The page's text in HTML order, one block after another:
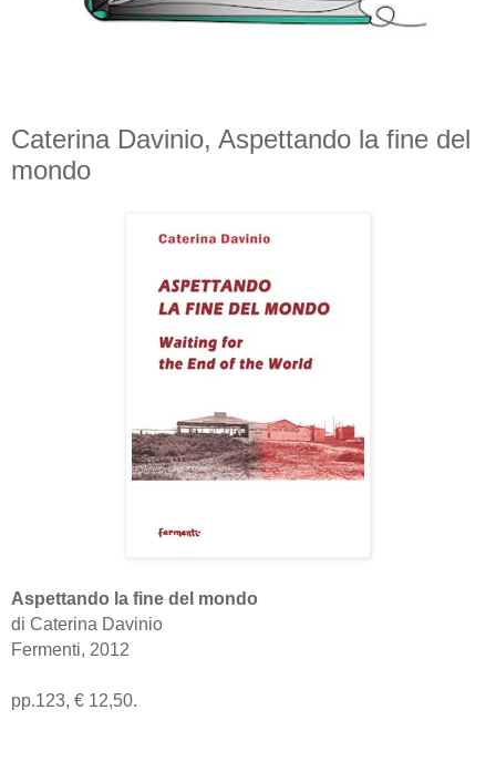
Caterina Davinio, Aspettando la fine del
mondo
Aspettando la fine del mondo
di Caterina Davinio
Fermenti, 2012
pp.123, € 12,50.